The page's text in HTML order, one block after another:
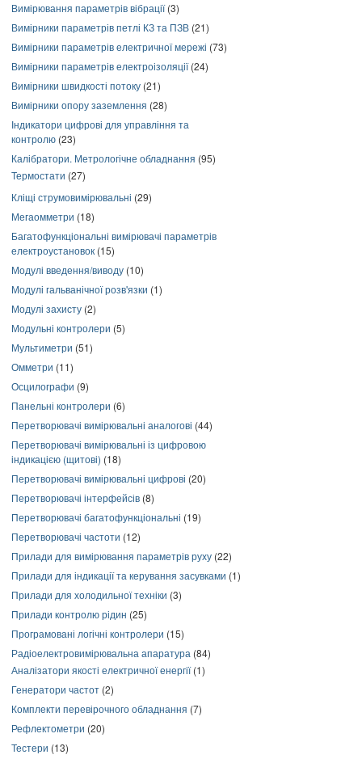
Вимірювання параметрів вібрації(3)
Вимірники параметрів петлі КЗ та ПЗВ (21)
Вимірники параметрів електричної мережі (73)
Вимірники параметрів електроізоляції(24)
Вимірники швидкості потоку (21)
Вимірники опору заземлення (28)
Індикатори цифрові для управління та
контролю (23)
Калібратори. Метрологічне обладнання (95)
Термостати (27)
Кліщі струмовимірювальні (29)
Мегаомметри (18)
Багатофункціональні вимірювачі параметрів
електроустановок (15)
Модулі введення/виводу (10)
Модулі гальванічної розв'язки (1)
Модулі захисту (2)
Модульні контролери (5)
Мультиметри (51)
Омметри (11)
Осцилографи (9)
Панельні контролери (6)
Перетворювачі вимірювальні аналогові (44)
Перетворювачі вимірювальні із цифровою
індикацією (щитові) (18)
Перетворювачі вимірювальні цифрові (20)
Перетворювачі інтерфейсів (8)
Перетворювачі багатофункціональні (19)
Перетворювачі частоти (12)
Прилади для вимірювання параметрів руху (22)
Прилади для індикації та керування засувками (1)
Прилади для холодильної техніки (3)
Прилади контролю рідин (25)
Програмовані логічні контролери (15)
Радіоелектровимірювальна апаратура (84)
Аналізатори якості електричної енергії(1)
Генератори частот (2)
Комплекти перевірочного обладнання (7)
Рефлектометри (20)
Тестери (13)